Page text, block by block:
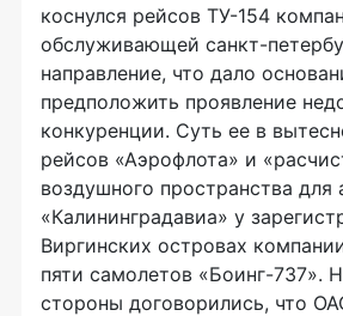
коснулся рейсов ТУ-154
обслуживающей санкт-
направление, что дало
предположить проявление
конкуренции. Суть ее в
рейсов «Аэрофлота» и
воздушного пространства для
«Калининградавиа» у
Виргинских островах
пяти самолетов «Боинг-737».
стороны договорились, что